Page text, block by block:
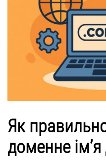
Як
доменне ім’я